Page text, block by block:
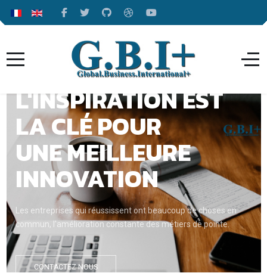
GLOBAL BUSINESS
INTERNATIONAL
PLUS
Nous sommes à votre disposition et mettons tout en oeuvre
pour satisfaire vos besoins
DEMANDER UN DEVIS